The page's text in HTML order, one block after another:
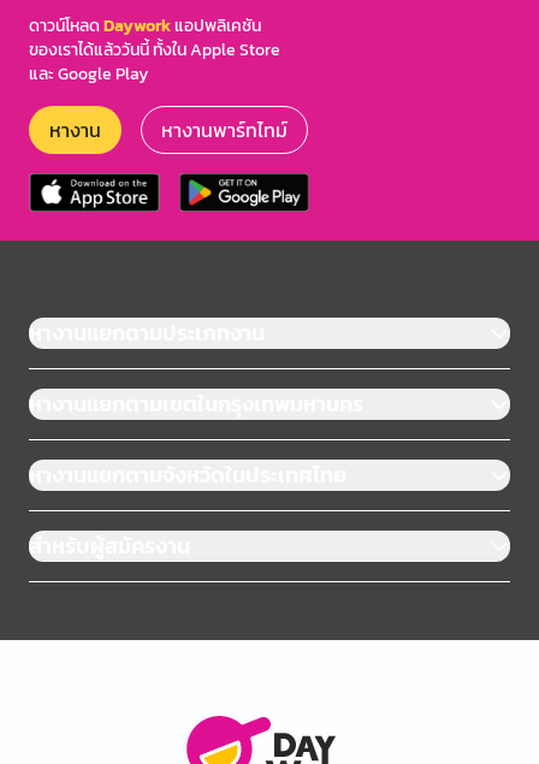
ดาวน์โหลดDayworkแอปพลิเคชัน
ของเราได้แล้ววันนี้ ทั้งใน Apple Store
และ Google Play
หางาน หางานพาร์ทไทม์
หางานแยกตามประเภทงาน
หางานแยกตามเขตในกรุงเทพมหานคร
หางานแยกตามจังหวัดในประเทศไทย
สำหรับผู้สมัครงาน